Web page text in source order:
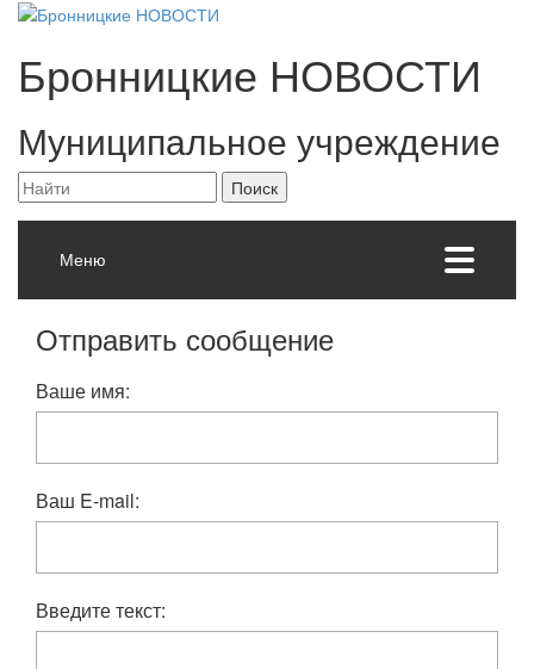
Бронницкие НОВОСТИ
Муниципальное учреждение
Меню
Отправить сообщение
Ваше имя:
Ваш E-mail:
Введите текст: